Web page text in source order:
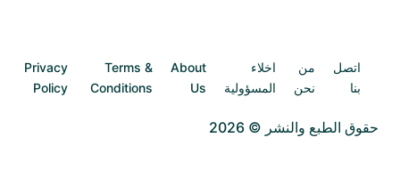
اتصل
بنا
من
نحن
اخلاء
المسؤولية
About
Us
Terms &
Conditions
Privacy
Policy
حقوق الطبع والنشر © 2026